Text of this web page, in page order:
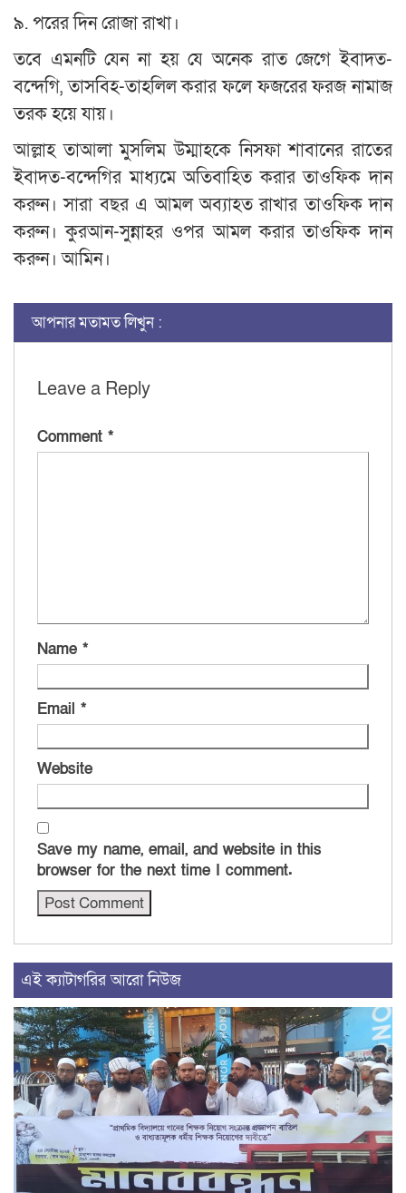
৯. পরের দিন রোজা রাখা।
তবে এমনটি যেন না হয় যে অনেক রাত জেগে ইবাদত-
বন্দেগি, তাসবিহ-তাহলিল করার ফলে ফজরের ফরজ নামাজ
তরক হয়ে যায়।
আল্লাহ তাআলা মুসলিম উম্মাহকে নিসফা শাবানের রাতের
ইবাদত-বন্দেগির মাধ্যমে অতিবাহিত করার তাওফিক দান
করুন। সারা বছর এ আমল অব্যাহত রাখার তাওফিক দান
করুন। কুরআন-সুন্নাহর ওপর আমল করার তাওফিক দান
করুন। আমিন।
আপনার মতামত লিখুন :
Leave a Reply
Comment *
Name *
Email *
Website
Save my name, email, and website in this
browser for the next time I comment.
এই ক্যাটাগরির আরো নিউজ